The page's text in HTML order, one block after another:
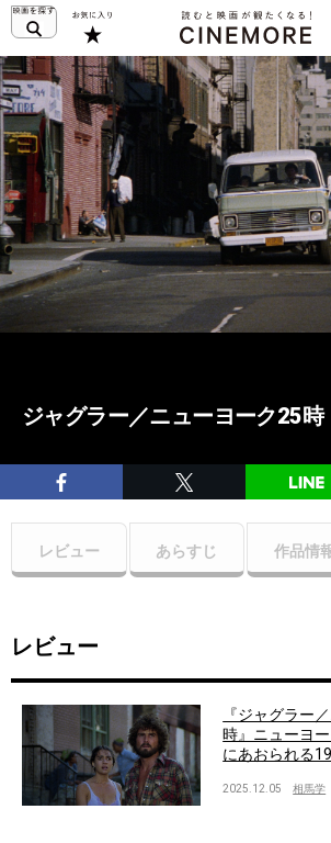
ジャグラー／ニューヨーク25時
レビュー あらすじ 作品情
レビュー
『ジャグラー
時』ニューヨ
にあおられる
2025.12.05 相馬学